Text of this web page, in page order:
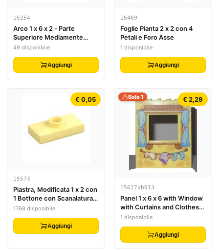
15254
Arco 1 x 6 x 2 - Parte
Superiore Mediamente
Spessa senza Sottofondo
49 disponibile
Aggiungi
15469
Foglie Pianta 2 x 2 con 4
Petali e Foro Asse
1 disponibile
Aggiungi
€ 0,05
15573
Piastra, Modificata 1 x 2 con
1 Bottone con Scanalatura e
Supporto Bottone Inferiore
1768 disponibile
Aggiungi
€ 2,29
Solo 1
15627pb013
Panel 1 x 6 x 6 with Window
with Curtains and Clothes
Line with Laundry Pattern
1 disponibile
Aggiungi